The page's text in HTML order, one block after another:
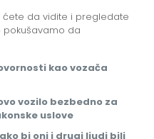
ćete da vidite i pregledate
pokušavamo da
kao vozača
vozilo bezbedno za
uslove
bi oni i drugi ljudi bili